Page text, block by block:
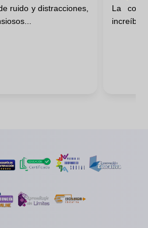
ruido y distracciones,
La